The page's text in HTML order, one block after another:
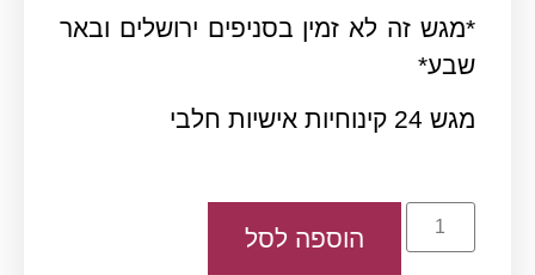
*מגש זה לא זמין בסניפים ירושלים ובאר
שבע*
מגש 24 קינוחיות אישיות חלבי
הוספה לסל